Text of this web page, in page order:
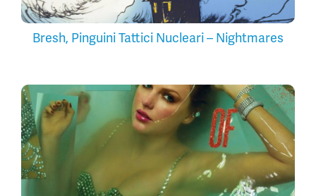
Bresh, Pinguini Tattici Nucleari – Nightmares